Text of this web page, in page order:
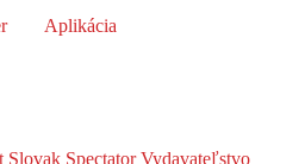
Aplikácia
Slovak SpectatorVydavateľstvo